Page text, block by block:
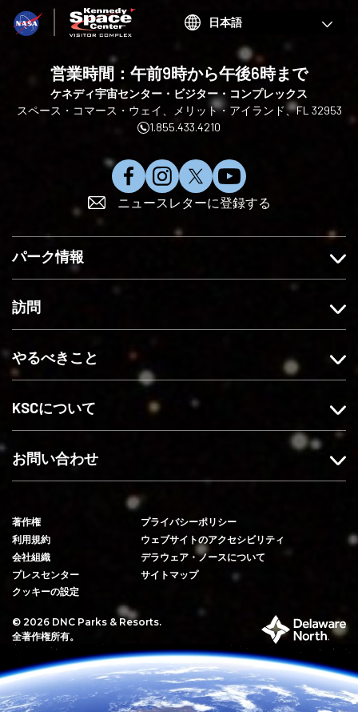
Choose
language
営業時間：午前9時から午後6時まで
ケネディ宇宙センター・ビジター・コンプレックス
スペース・コマース・ウェイ、メリット・アイランド、FL 32953
1.855.433.4210
フ
ェ
ス
ッ
い
ね
イ
ン
タ
ラ
ロ
る
X
で
ォ
ー
Y
o
T
b
す
ニュースレターに登録する
パーク情報
訪問
やるべきこと
KSCについて
お問い合わせ
著作権
プライバシーポリシー
利用規約
ウェブサイトのアクセシビリティ
会社組織
デラウェア・ノースについて
プレスセンター
サイトマップ
クッキーの設定
デ
ラ
ウ
ェ
ア
© 2026 DNC Parks & Resorts.
全著作権所有。